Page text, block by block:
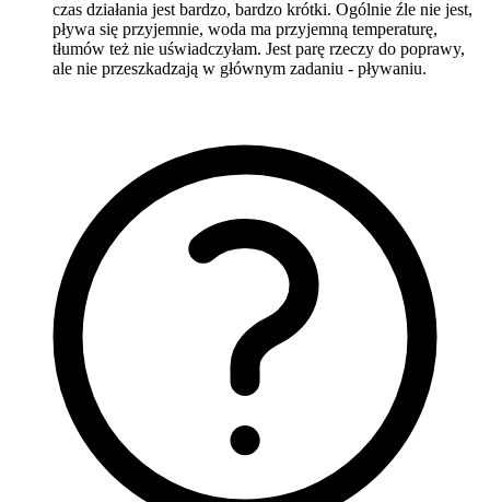
czas działania jest bardzo, bardzo krótki. Ogólnie źle nie jest,
pływa się przyjemnie, woda ma przyjemną temperaturę,
tłumów też nie uświadczyłam. Jest parę rzeczy do poprawy,
ale nie przeszkadzają w głównym zadaniu - pływaniu.